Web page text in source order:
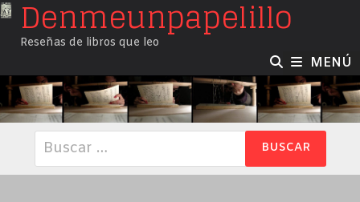
SaltarDenmeunpapelillo
Reseñas de libros que leo
MENÚ
Buscar: